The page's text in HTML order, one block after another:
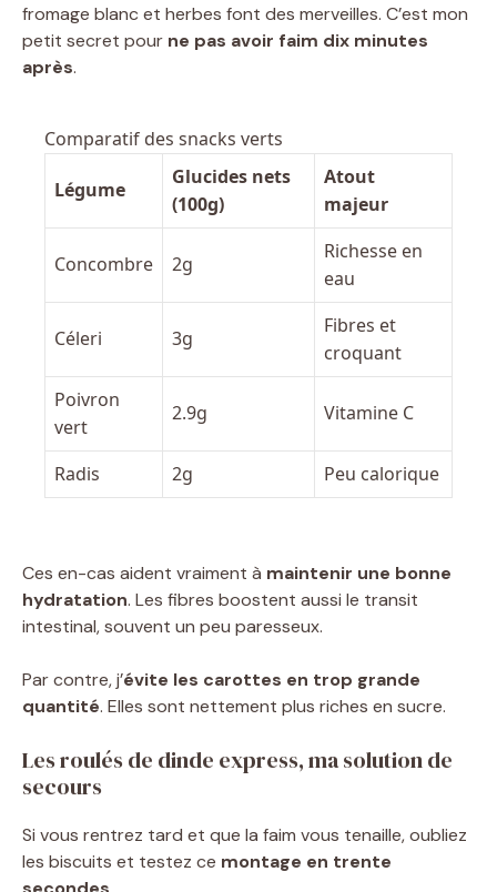
fromage blanc et herbes font des merveilles. C’est mon
petit secret pour ne pas avoir faim dix minutes
après.
Comparatif des snacks verts
Légume
Glucides nets
(100g)
Atout
majeur
Concombre 2g
Richesse en
eau
Céleri 3g
Fibres et
croquant
Poivron
vert
2.9g Vitamine C
Radis 2g Peu calorique
Ces en-cas aident vraiment à maintenir une bonne
hydratation. Les fibres boostent aussi le transit
intestinal, souvent un peu paresseux.
Par contre, j’évite les carottes en trop grande
quantité. Elles sont nettement plus riches en sucre.
Les roulés de dinde express, ma solution de
secours
Si vous rentrez tard et que la faim vous tenaille, oubliez
les biscuits et testez ce montage en trente